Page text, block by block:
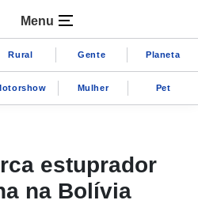
Menu
Rural Gente Planeta
Mulher Pet
estuprador
na Bolívia